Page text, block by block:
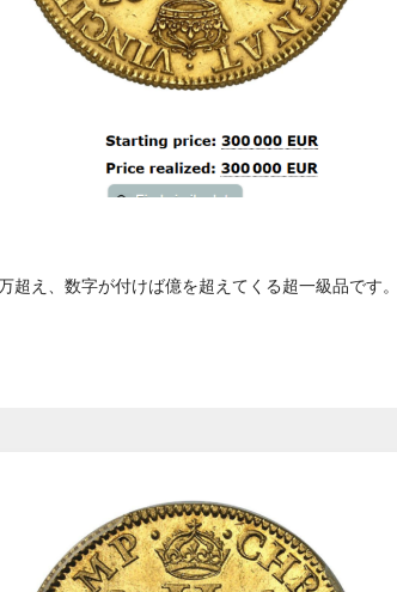
え、数字が付けば億を超えてくる超一級品です。